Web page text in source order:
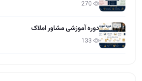
دوره آموزشی مشاور املاک